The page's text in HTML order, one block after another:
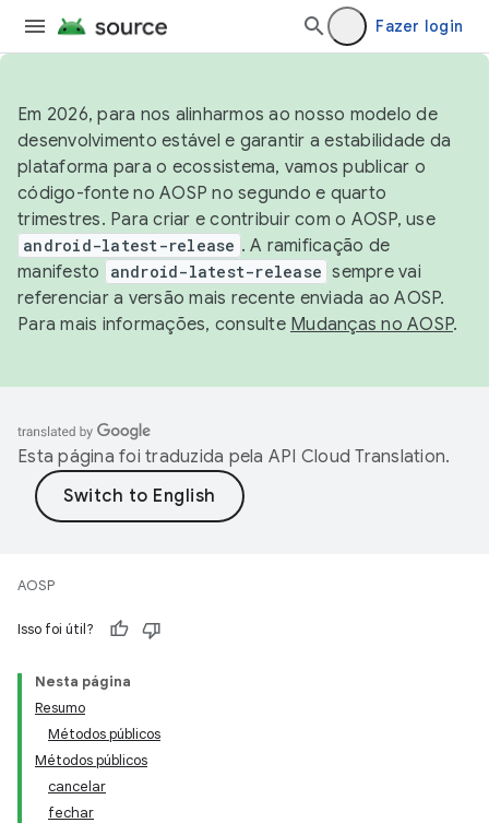
Fazer login
Em 2026, para nos alinharmos ao nosso modelo de
desenvolvimento estável e garantir a estabilidade da
plataforma para o ecossistema, vamos publicar o
código-fonte no AOSP no segundo e quarto
trimestres. Para criar e contribuir com o AOSP, use
android-latest-release . A ramificação de
manifesto
android-latest-release sempre vai
referenciar a versão mais recente enviada ao AOSP.
Para mais informações, consulte Mudanças no AOSP.
Esta página foi traduzida pela API Cloud Translation.
AOSP
Isso foi útil?
Nesta página
Resumo
Métodos públicos
Métodos públicos
cancelar
fechar